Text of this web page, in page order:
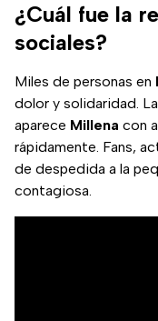
¿Cuál fue la
sociales?
Miles de personas en
dolor y solidaridad.
aparece Millena con
rápidamente. Fans,
de despedida a la
contagiosa.